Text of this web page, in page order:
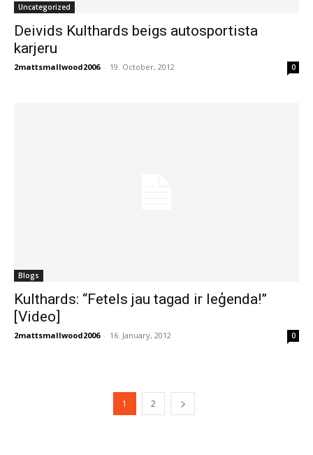
Uncategorized
Deivids Kulthards beigs autosportista
karjeru
2mattsmallwood2006 - 19. October, 2012 0
Blogs
Kulthards: “Fetels jau tagad ir leģenda!”
[Video]
2mattsmallwood2006 - 16. January, 2012 0
1 2